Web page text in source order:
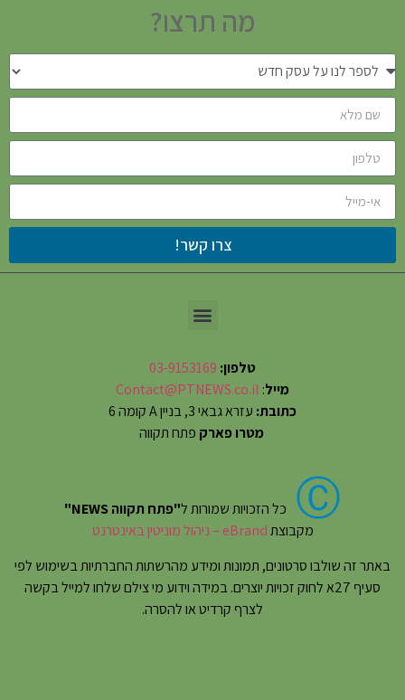
מה תרצו?
צרו קשר!
טלפון: 03-9153169
מייל:
Contact@PTNEWS.co.il
כתובת: עזרא גבאי 3, בניין A קומה 6
מטרו פארק פתח תקווה
Ⓒ כל הזכויות שמורות ל"פתח תקווה NEWS"
מקבוצתeBrand – ניהול מוניטין באינטרנט
באתר זה שולבו סרטונים, תמונות ומידע מהרשתות החברתיות בשימוש לפי
סעיף 27א לחוק זכויות יוצרים. במידה וידוע מי צילם שלחו למייל בקשה
לצרף קרדיט או להסרה.